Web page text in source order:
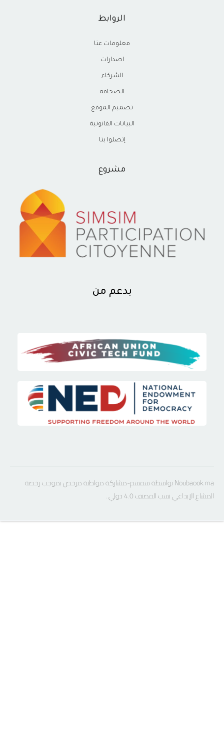
الروابط
معلومات عنا
اصدارات
الشركاء
الصحافة
تصميم الموقع
البيانات القانونية
إتصلوا بنا
مشروع
بدعم من
Noubaook.ma بواسطة سمسم-مشاركة مواطنة مرخص بموجب رخصة
المشاع الإبداعي نسب المصنف 4.0 دولي .